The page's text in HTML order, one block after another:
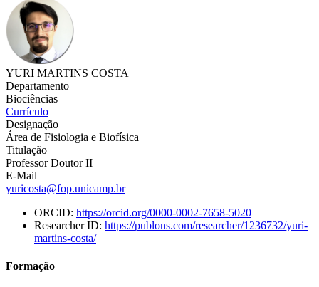
YURI MARTINS COSTA
Departamento
Biociências
Currículo
Designação
Área de Fisiologia e Biofísica
Titulação
Professor Doutor II
E-Mail
yuricosta@fop.unicamp.br
ORCID: https://orcid.org/0000-0002-7658-5020
Researcher ID: https://publons.com/researcher/1236732/yuri-
martins-costa/
Formação